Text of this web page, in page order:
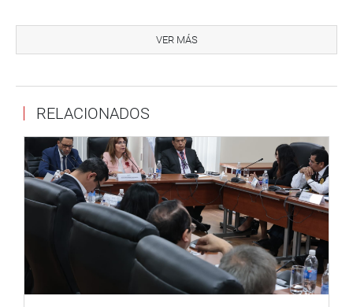
Universal de Derechos Humanos señala que “Toda
persona tiene derecho, sin discriminación alguna, a igual
de la recuperación y consolidación de la economía
peruana», en reconocimiento al rol estratégico de los
trabajadores y entidades regionales en el desarrollo
nacional.
DESPACHO CONGRESAL
VER MÁS
RELACIONADOS